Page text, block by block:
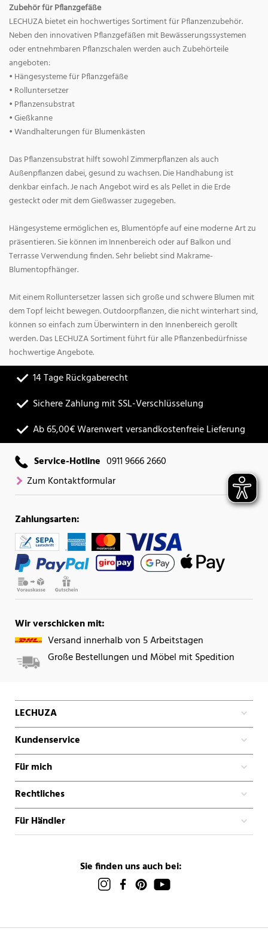
Zubehör für Pflanzgefäße
LECHUZA bietet ein hochwertiges Sortiment für Pflanzenzubehör.
Neben den innovativen Pflanzgefäßen mit Bewässerungssystemen
oder entnehmbaren Pflanzschalen werden auch Zubehörteile
angeboten:
• Hängesysteme für Pflanzgefäße
• Rolluntersetzer
• Pflanzensubstrat
• Gießkanne
• Wandhalterungen für Blumenkästen
Das Pflanzensubstrat hilft sowohl Zimmerpflanzen als auch
Außenpflanzen dabei, gesund zu wachsen. Die Handhabung ist
denkbar einfach. Je nach Angebot wird es als Pellet in die Erde
gesteckt oder mit dem Gießwasser zugegeben.
Hängesysteme ermöglichen es, Blumentöpfe auf eine moderne Art zu
präsentieren. Sie können im Innenbereich oder auf Balkon und
Terrasse Verwendung finden. Sehr beliebt sind Makrame-
Blumentopfhänger.
Mit einem Rolluntersetzer lassen sich große und schwere Blumen mit
dem Topf leicht bewegen. Outdoorpflanzen, die nicht winterhart sind,
können so einfach zum Überwintern in den Innenbereich gerollt
werden. Das LECHUZA Sortiment führt für alle Pflanzenbedürfnisse
hochwertige Angebote.
14 Tage Rückgaberecht
Sichere Zahlung mit SSL-Verschlüsselung
Ab 65,00€ Warenwert versandkostenfreie Lieferung
Service-Hotline 0911 9666 2660
Zum Kontaktformular
Zahlungsarten:
Wir verschicken mit:
Versand innerhalb von 5 Arbeitstagen
Große Bestellungen und Möbel mit Spedition
LECHUZA
Kundenservice
Für mich
Rechtliches
Für Händler
Sie finden uns auch bei: